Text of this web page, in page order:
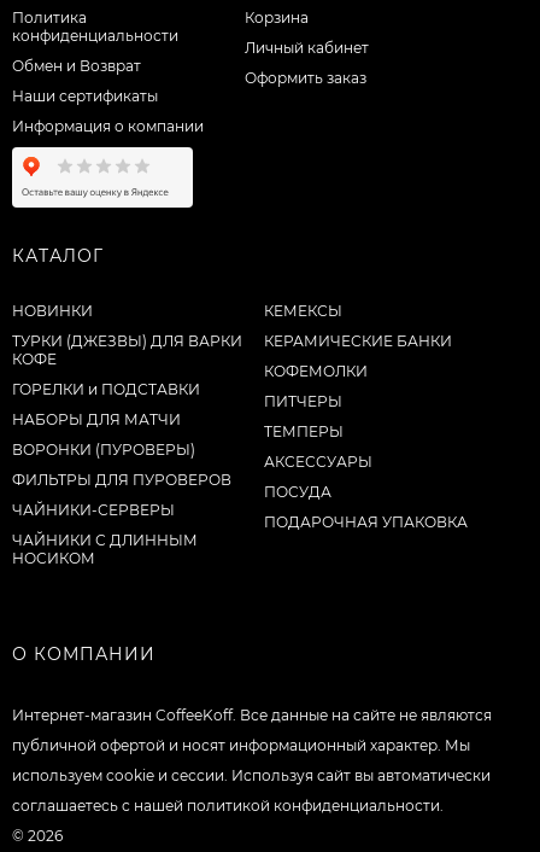
Политика
конфиденциальности
Обмен и Возврат
Наши сертификаты
Информация о компании
Корзина
Личный кабинет
Оформить заказ
КАТАЛОГ
НОВИНКИ
ТУРКИ (ДЖЕЗВЫ) ДЛЯ ВАРКИ
КОФЕ
ГОРЕЛКИ и ПОДСТАВКИ
НАБОРЫ ДЛЯ МАТЧИ
ВОРОНКИ (ПУРОВЕРЫ)
ФИЛЬТРЫ ДЛЯ ПУРОВЕРОВ
ЧАЙНИКИ-СЕРВЕРЫ
ЧАЙНИКИ С ДЛИННЫМ
НОСИКОМ
КЕМЕКСЫ
КЕРАМИЧЕСКИЕ БАНКИ
КОФЕМОЛКИ
ПИТЧЕРЫ
ТЕМПЕРЫ
АКСЕССУАРЫ
ПОСУДА
ПОДАРОЧНАЯ УПАКОВКА
О КОМПАНИИ
Интернет-магазин CoffeeKoff. Все данные на сайте не являются
публичной офертой и носят информационный характер. Мы
используем cookie и сессии. Используя сайт вы автоматически
соглашаетесь с нашей политикой конфиденциальности.
© 2026